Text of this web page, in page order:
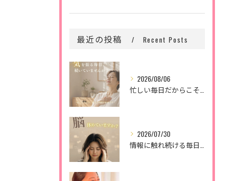
最近の投稿 Recent Posts
2026/08/06
2026/07/30